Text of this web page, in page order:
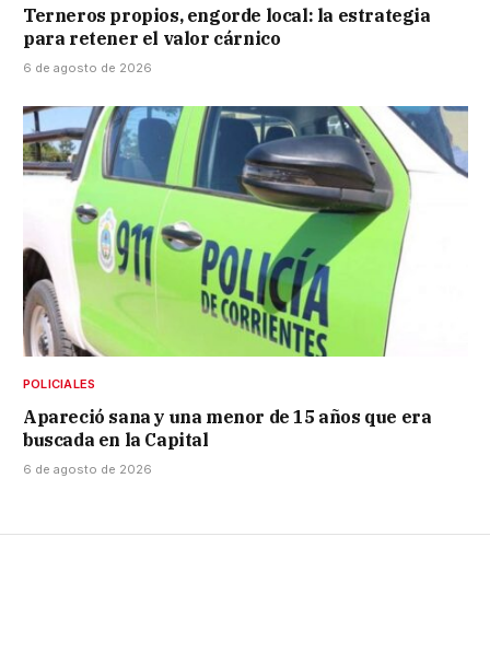
Terneros propios, engorde local: la estrategia
para retener el valor cárnico
6 de agosto de 2026
POLICIALES
Apareció sana y una menor de 15 años que era
buscada en la Capital
6 de agosto de 2026